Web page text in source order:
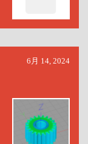
6月 14, 2024